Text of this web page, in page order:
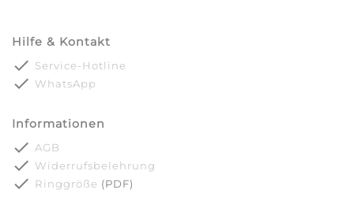
Hilfe & Kontakt
done Service-Hotline
done WhatsApp
Informationen
done AGB
done Widerrufsbelehrung
done Ringgröße (PDF)